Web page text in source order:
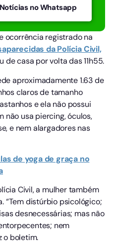
no Whatsapp
ocorrência registrado na
da Polícia Civil,
de casa por volta das 11h55.
aproximadamente 1.63 de
claros de tamanho
e ela não possui
não usa piercing, óculos,
e nem alargadores nas
de yoga de graça no
Civil, a mulher também
“Tem distúrbio psicológico;
desnecessárias; mas não
nem
o boletim.